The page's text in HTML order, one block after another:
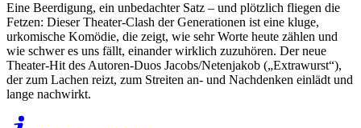
Eine Beerdigung, ein unbedachter Satz – und plötzlich fliegen die
Fetzen: Dieser Theater-Clash der Generationen ist eine kluge,
urkomische Komödie, die zeigt, wie sehr Worte heute zählen und
wie schwer es uns fällt, einander wirklich zuzuhören. Der neue
Theater-Hit des Autoren-Duos Jacobs/Netenjakob („Extrawurst“),
der zum Lachen reizt, zum Streiten an- und Nachdenken einlädt und
lange nachwirkt.